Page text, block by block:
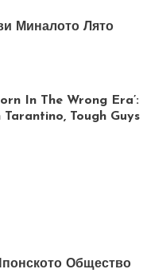
Миналото Лято
In The Wrong Era’:
Tough Guys
Общество